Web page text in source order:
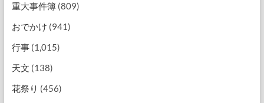
重大事件簿(809)
おでかけ (941)
行事(1,015)
天文 (138)
花祭り (456)